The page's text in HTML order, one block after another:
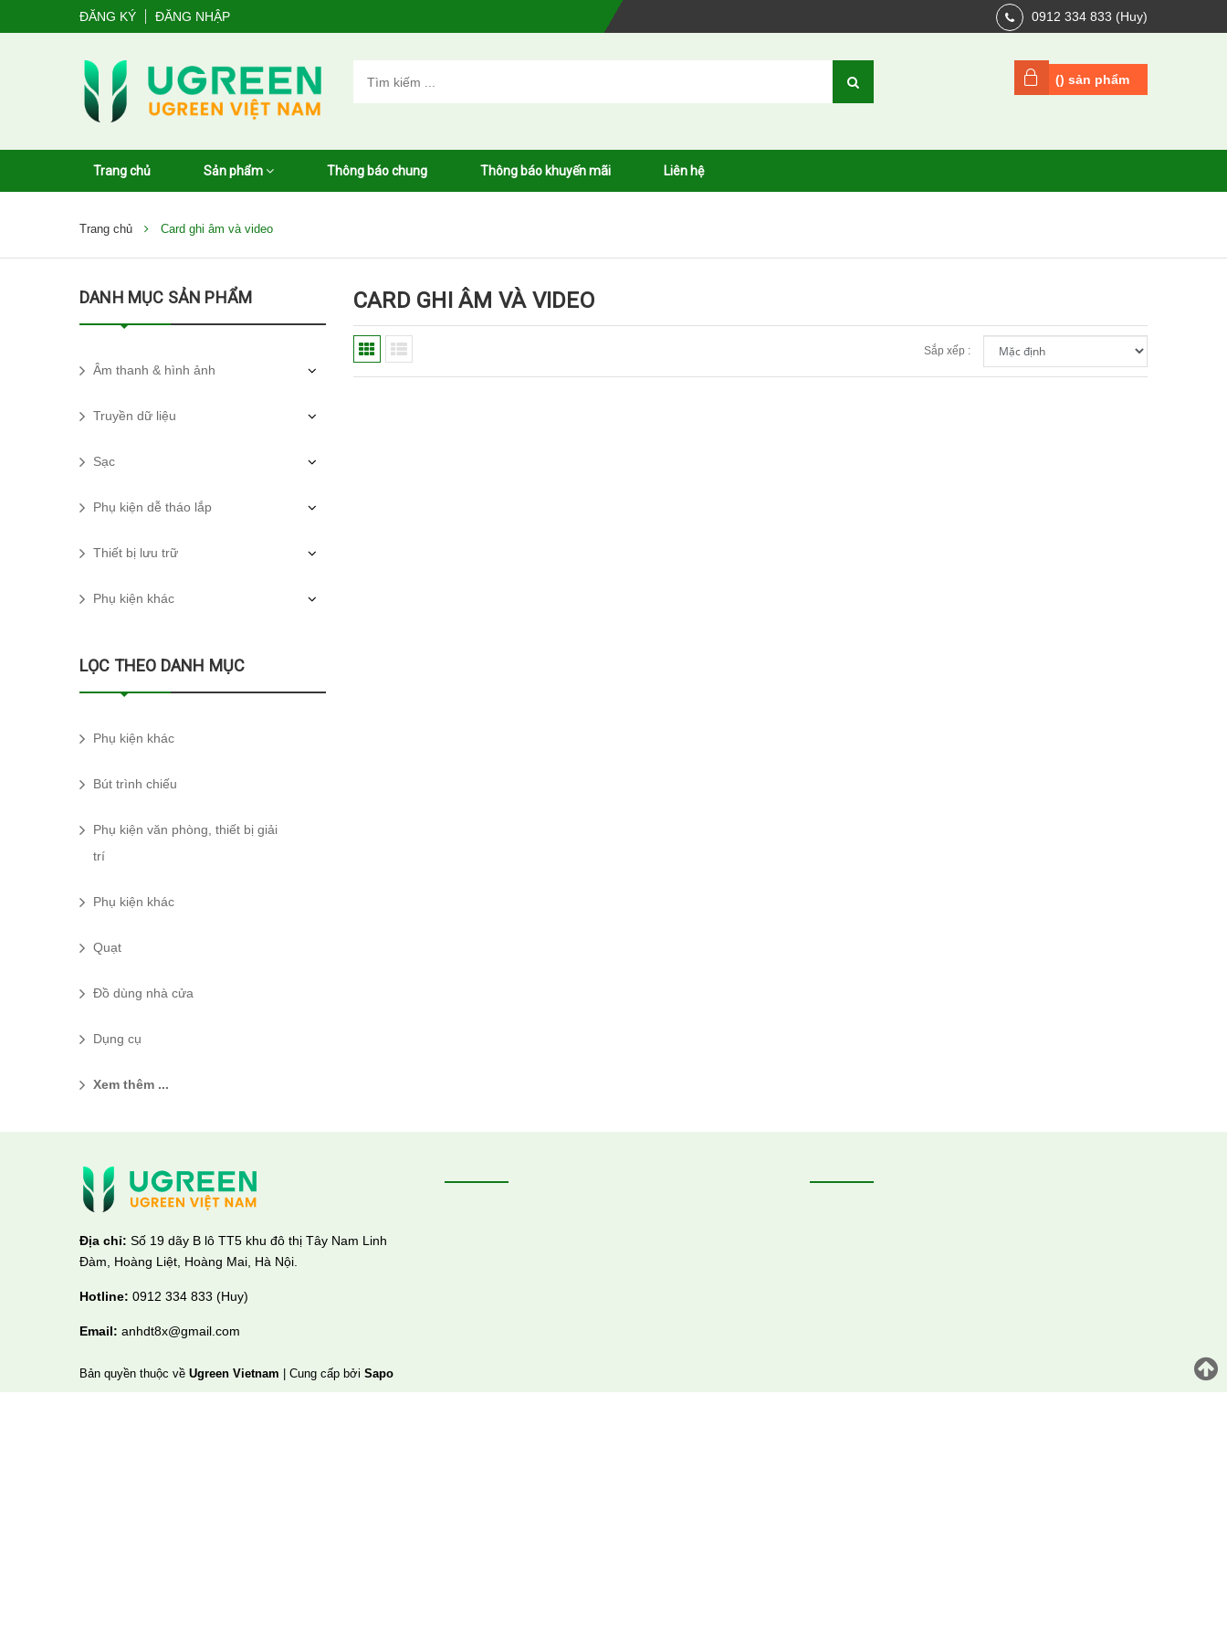
ĐĂNG KÝ ĐĂNG NHẬP 0912 334 833 (Huy)
() sản phẩm
Trang chủ Sản phẩm Thông báo chung Thông báo khuyến mãi Liên hệ
Trang chủ Card ghi âm và video
CARD GHI ÂM VÀ VIDEO
Sắp xếp :
DANH MỤC SẢN PHẨM
Âm thanh & hình ảnh
Truyền dữ liệu
Sạc
Phụ kiện dễ tháo lắp
Thiết bị lưu trữ
Phụ kiện khác
LỌC THEO DANH MỤC
Phụ kiện khác
Bút trình chiếu
Phụ kiện văn phòng, thiết bị giải
trí
Phụ kiện khác
Quạt
Đồ dùng nhà cửa
Dụng cụ
Xem thêm ...
Địa chỉ: Số 19 dãy B lô TT5 khu đô thị Tây Nam Linh
Đàm, Hoàng Liệt, Hoàng Mai, Hà Nội.
Hotline: 0912 334 833 (Huy)
Email: anhdt8x@gmail.com
Bản quyền thuộc về Ugreen Vietnam Cung cấp bởi Sapo